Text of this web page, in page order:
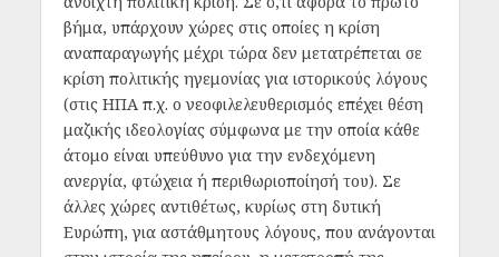
βήμα, υπάρχουν χώρες στις οποίες η κρίση
αναπαραγωγής μέχρι τώρα δεν μετατρέπεται σε
κρίση πολιτικής ηγεμονίας για ιστορικούς λόγους
(στις ΗΠΑ π.χ. ο νεοφιλελευθερισμός επέχει θέση
μαζικής ιδεολογίας σύμφωνα με την οποία κάθε
άτομο είναι υπεύθυνο για την ενδεχόμενη
ανεργία, φτώχεια ή περιθωριοποίησή του). Σε
άλλες χώρες αντιθέτως, κυρίως στη δυτική
Ευρώπη, για αστάθμητους λόγους, που ανάγονται